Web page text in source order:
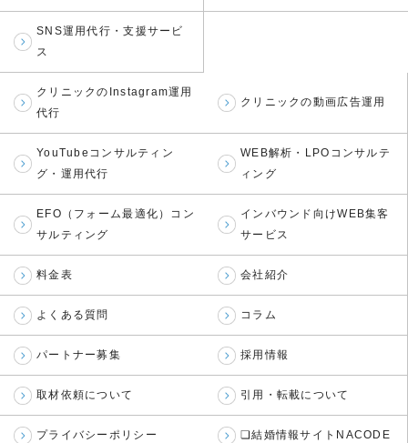
SNS運用代行・支援サービ
ス
クリニックのInstagram運用
代行
クリニックの動画広告運用
YouTubeコンサルティン
グ・運用代行
WEB解析・LPOコンサルテ
ィング
EFO（フォーム最適化）コン
サルティング
インバウンド向けWEB集客
サービス
料金表 会社紹介
よくある質問 コラム
パートナー募集 採用情報
取材依頼について 引用・転載について
プライバシーポリシー ❏結婚情報サイトNACODE